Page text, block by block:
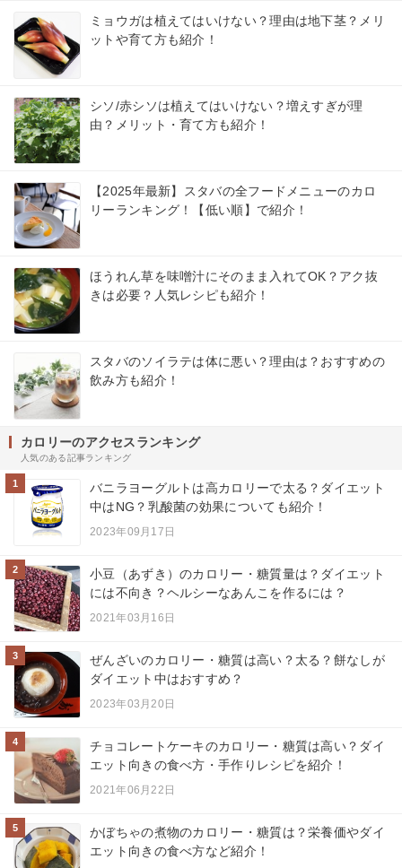
ミョウガは植えてはいけない？理由は地下茎？メリ
ットや育て方も紹介！
シソ/赤シソは植えてはいけない？増えすぎが理
由？メリット・育て方も紹介！
【2025年最新】スタバの全フードメニューのカロ
リーランキング！【低い順】で紹介！
ほうれん草を味噌汁にそのまま入れてOK？アク抜
きは必要？人気レシピも紹介！
スタバのソイラテは体に悪い？理由は？おすすめの
飲み方も紹介！
カロリーのアクセスランキング
人気のある記事ランキング
1
バニラヨーグルトは高カロリーで太る？ダイエット
中はNG？乳酸菌の効果についても紹介！
2023年09月17日
2
小豆（あずき）のカロリー・糖質量は？ダイエット
には不向き？ヘルシーなあんこを作るには？
2021年03月16日
3
ぜんざいのカロリー・糖質は高い？太る？餅なしが
ダイエット中はおすすめ？
2023年03月20日
4
チョコレートケーキのカロリー・糖質は高い？ダイ
エット向きの食べ方・手作りレシピを紹介！
2021年06月22日
5
かぼちゃの煮物のカロリー・糖質は？栄養価やダイ
エット向きの食べ方など紹介！